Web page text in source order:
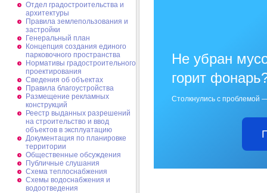
Отдел градостроительства и
архитектуры
Правила землепользования и
застройки
Генеральный план
Концепция создания единого
парковочного пространства
Нормативы градостроительного
проектирования
Сведения об объектах
Правила благоустройства
Размещение рекламных
конструкций
Реестр выданных разрешений
на строительство и ввод
объектов в эксплуатацию
Документация по планировке
территории
Общественные обсуждения
Публичные слушания
Схема теплоснабжения
Схемы водоснабжения и
водоотведения
Не убран
горит
Столкнулись с проблемой